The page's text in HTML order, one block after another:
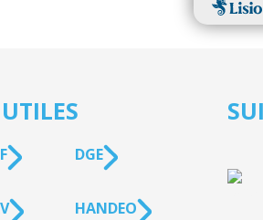
DGE
HANDEO